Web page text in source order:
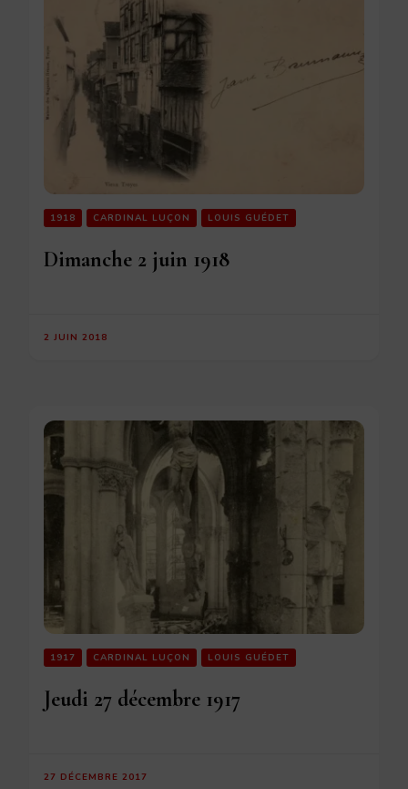
1918 CARDINAL LUÇON LOUIS GUÉDET
Dimanche 2 juin 1918
2 JUIN 2018
1917 CARDINAL LUÇON LOUIS GUÉDET
Jeudi 27 décembre 1917
27 DÉCEMBRE 2017